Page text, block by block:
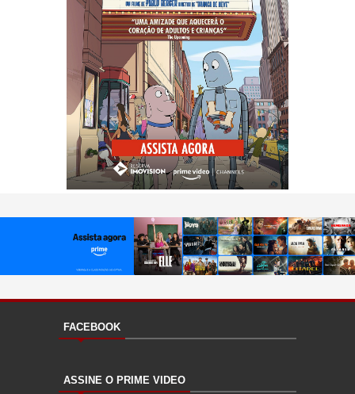
FACEBOOK
ASSINE O PRIME VIDEO